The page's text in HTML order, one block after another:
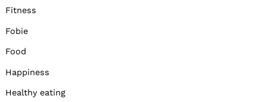
Fitness
Fobie
Food
Happiness
Healthy eating